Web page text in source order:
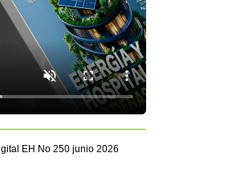
EH No 250 junio 2026